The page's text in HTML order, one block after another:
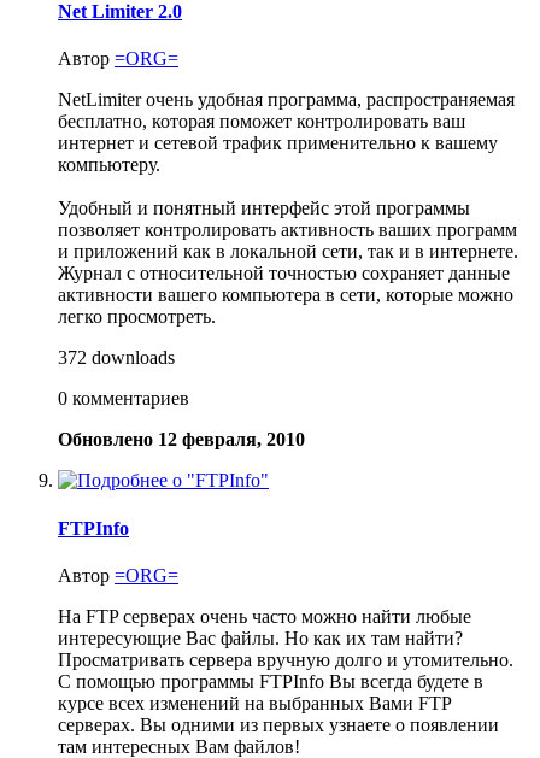
Net Limiter 2.0
Автор =ORG=
NetLimiter очень удобная программа, распространяемая
бесплатно, которая поможет контролировать ваш
интернет и сетевой трафик применительно к вашему
компьютеру.
Удобный и понятный интерфейс этой программы
позволяет контролировать активность ваших программ
и приложений как в локальной сети, так и в интернете.
Журнал с относительной точностью сохраняет данные
активности вашего компьютера в сети, которые можно
легко просмотреть.
372 downloads
0 комментариев
Обновлено 12 февраля, 2010
FTPInfo
Автор =ORG=
На FTP серверах очень часто можно найти любые
интересующие Вас файлы. Но как их там найти?
Просматривать сервера вручную долго и утомительно.
С помощью программы FTPInfo Вы всегда будете в
курсе всех изменений на выбранных Вами FTP
серверах. Вы одними из первых узнаете о появлении
там интересных Вам файлов!